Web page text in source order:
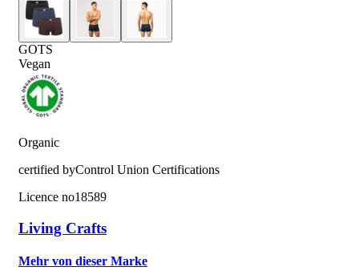
GOTS
Vegan
Organic
certified byControl Union Certifications
Licence no18589
Living Crafts
Mehr von dieser Marke